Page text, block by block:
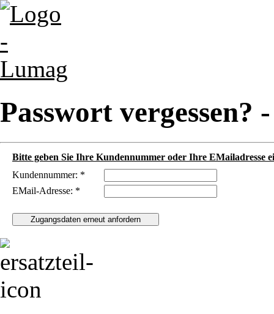
Passwort vergessen?
Bitte geben Sie Ihre Kundennummer oder Ihre EMailadresse
Kundennummer: *
EMail-Adresse: *